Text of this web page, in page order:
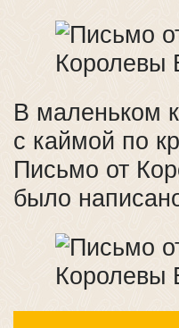
В маленьком
с каймой по
Письмо от
было